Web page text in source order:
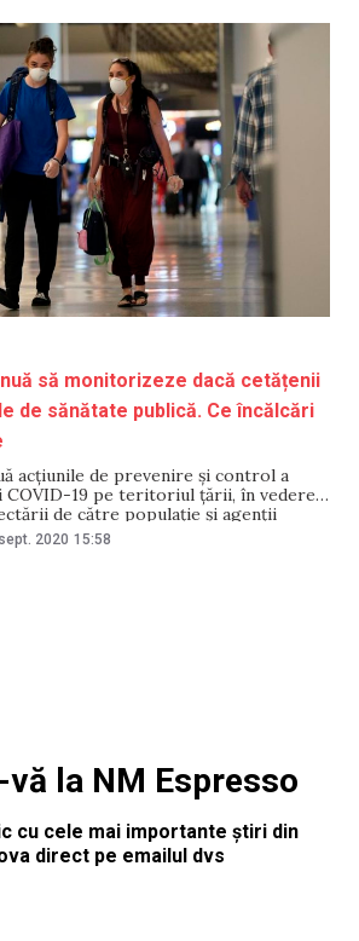
să monitorizeze dacă cetățenii
de sănătate publică. Ce încălcări
acțiunile de prevenire și control a
19 pe teritoriul țării, în vederea
de către populație și agenții
aprobate de Comisia Națională
Publică. Astfel, în perioada 26
2020 15:58
la NM Espresso
cu cele mai importante știri din
direct pe emailul dvs